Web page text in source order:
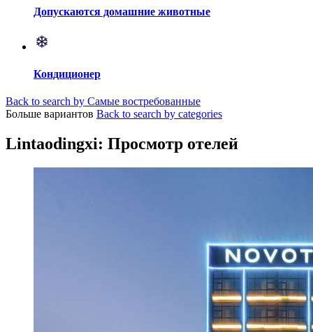
Допускаются домашние животные
Кондиционер
Back to search by Самые востребованные
Больше вариантов Back to search by categories
Lintaodingxi: Просмотр отелей